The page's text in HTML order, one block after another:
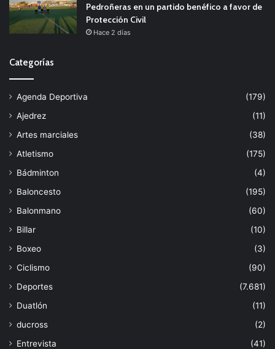
Pedroñeras en un partido benéfico a favor de
Protección Civil
Hace 2 días
Categorías
Agenda Deportiva
(179)
Ajedrez
(11)
Artes marciales
(38)
Atletismo
(175)
Bádminton
(4)
Baloncesto
(195)
Balonmano
(60)
Billar
(10)
Boxeo
(3)
Ciclismo
(90)
Deportes
(7.681)
Duatlón
(11)
ducross
(2)
Entrevista
(41)